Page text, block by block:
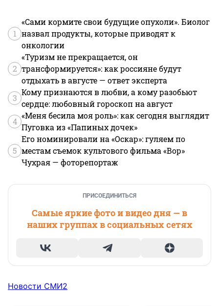
1
«Сами кормите свои будущие опухоли». Биолог
назвал продукты, которые приводят к
онкологии
2
«Туризм не прекращается, он
трансформируется»: как россияне будут
отдыхать в августе — ответ эксперта
3
Кому признаются в любви, а кому разобьют
сердце: любовный гороскоп на август
4
«Меня бесила моя роль»: как сегодня выглядит
Пуговка из «Папиных дочек»
5
Его номинировали на «Оскар»: гуляем по
местам съемок культового фильма «Вор»
Чухрая — фоторепортаж
ПРИСОЕДИНИТЬСЯ
Самые яркие фото и видео дня — в
наших группах в социальных сетях
Новости СМИ2